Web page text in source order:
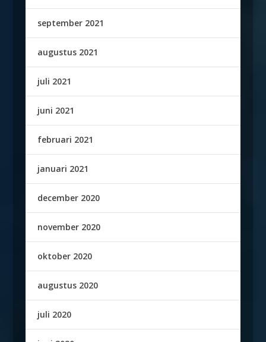
september 2021
augustus 2021
juli 2021
juni 2021
februari 2021
januari 2021
december 2020
november 2020
oktober 2020
augustus 2020
juli 2020